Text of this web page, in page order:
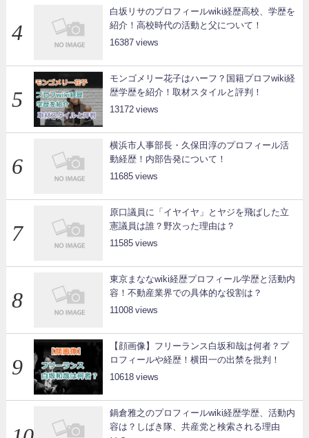
白坂リサのプロフィールwiki経歴高校、学歴を
紹介！高校時代の活動と父について！
16387
モンゴメリー花子はハーフ？国籍プロフwiki経
歴学歴を紹介！取材スタイルと評判！
13172
横浜市人事部長・久保田淳のプロフィール活
動経歴！内部告発について！
11685
原口議員に「イヤイヤ」とヤジを飛ばした立
憲議員は誰？野次った理由は？
11585
東京まななwiki経歴プロフィール学歴と活動内
容！不動産業界での具体的な役割は？
11008
【顔画像】フリーランス白坂和哉は何者？プ
ロフィールや経歴！横田一の出禁を批判！
10618
鍋倉雅之のプロフィールwiki経歴学歴、活動内
容は？しばき隊、共産党と検索される理由